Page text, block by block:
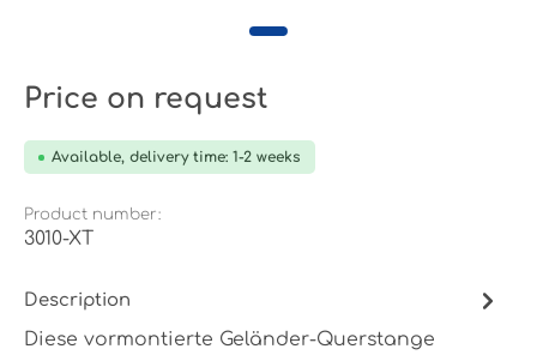
Price on request
Available, delivery time: 1-2 weeks
Product number:
3010-XT
Description
Diese vormontierte Geländer-Querstange